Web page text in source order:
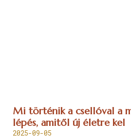
Mi történik a csellóval a
lépés, amitől új életre kel
2025-09-05